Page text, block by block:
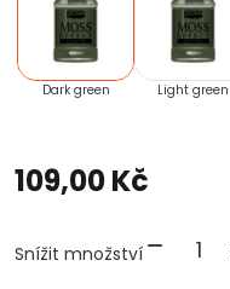
Dark green Light green
109,00 Kč
Snížit množství